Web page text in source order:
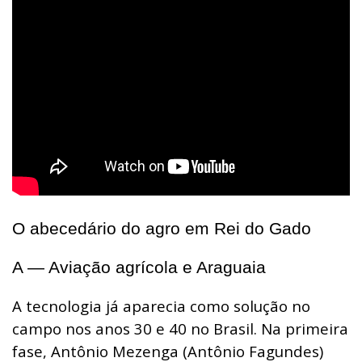
O abecedário do agro em Rei do Gado
A — Aviação agrícola e Araguaia
A tecnologia já aparecia como solução no
campo nos anos 30 e 40 no Brasil. Na primeira
fase, Antônio Mezenga (Antônio Fagundes)